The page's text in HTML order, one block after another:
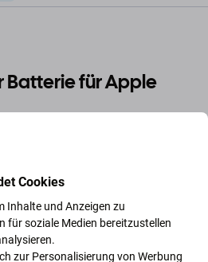
Batterie für Apple
iPhone 11 zerlegt haben und
wieder funktionsfähig ist.
Cookies
Inhalte und Anzeigen zu
für soziale Medien bereitzustellen
zur Personalisierung von Werbung